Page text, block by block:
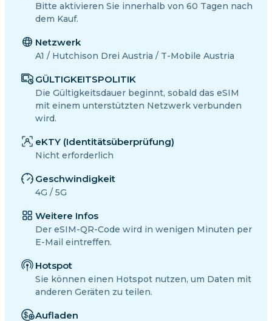
Bitte aktivieren Sie innerhalb von 60 Tagen nach
dem Kauf.
Netzwerk
A1 / Hutchison Drei Austria / T-Mobile Austria
GÜLTIGKEITSPOLITIK
Die Gültigkeitsdauer beginnt, sobald das eSIM
mit einem unterstützten Netzwerk verbunden
wird.
eKTY (Identitätsüberprüfung)
Nicht erforderlich
Geschwindigkeit
4G / 5G
Weitere Infos
Der eSIM-QR-Code wird in wenigen Minuten per
E-Mail eintreffen.
Hotspot
Sie können einen Hotspot nutzen, um Daten mit
anderen Geräten zu teilen.
Aufladen